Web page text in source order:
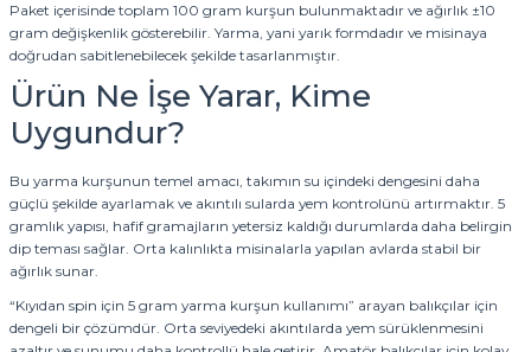
Paket içerisinde toplam 100 gram kurşun bulunmaktadır ve ağırlık ±10
gram değişkenlik gösterebilir. Yarma, yani yarık formdadır ve misinaya
doğrudan sabitlenebilecek şekilde tasarlanmıştır.
Ürün Ne İşe Yarar, Kime
Uygundur?
Bu yarma kurşunun temel amacı, takımın su içindeki dengesini daha
güçlü şekilde ayarlamak ve akıntılı sularda yem kontrolünü artırmaktır. 5
gramlık yapısı, hafif gramajların yetersiz kaldığı durumlarda daha belirgin
dip teması sağlar. Orta kalınlıkta misinalarla yapılan avlarda stabil bir
ağırlık sunar.
“Kıyıdan spin için 5 gram yarma kurşun kullanımı” arayan balıkçılar için
dengeli bir çözümdür. Orta seviyedeki akıntılarda yem sürüklenmesini